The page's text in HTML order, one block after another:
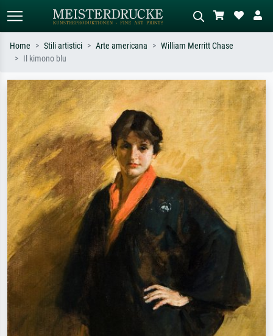
Cerca per artista, titolo o stile – es.
Monet, Notte stellata,
Impressionismo, onda di Hokusai,
nudo.
Descrivi la scena – es. prato verde,
astratto con molto rosso, dipinto a
olio scuro, nudo in piedi vicino a un
albero.
Home Stili artistici Arte americana
William Merritt Chase
Il kimono blu